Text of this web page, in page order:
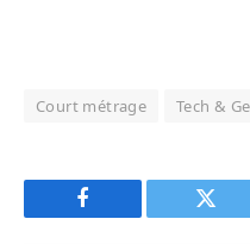
Court métrage Tech &
Facebook